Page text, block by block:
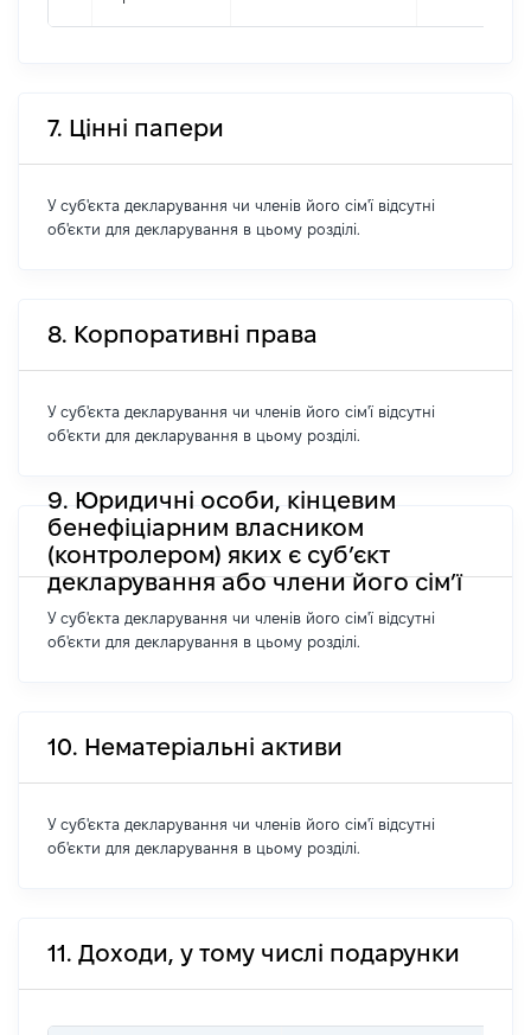
7. Цінні папери
У суб'єкта декларування чи членів його сім'ї відсутні
об'єкти для декларування в цьому розділі.
8. Корпоративні права
У суб'єкта декларування чи членів його сім'ї відсутні
об'єкти для декларування в цьому розділі.
9. Юридичні особи, кінцевим
бенефіціарним власником
(контролером) яких є суб’єкт
декларування або члени його сім’ї
У суб'єкта декларування чи членів його сім'ї відсутні
об'єкти для декларування в цьому розділі.
10. Нематеріальні активи
У суб'єкта декларування чи членів його сім'ї відсутні
об'єкти для декларування в цьому розділі.
11. Доходи, у тому числі подарунки